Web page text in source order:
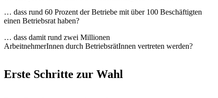
… dass rund 60 Prozent der Betriebe mit über 100 Beschäftigten
einen Betriebsrat haben?
… dass damit rund zwei Millionen
ArbeitnehmerInnen durch BetriebsrätInnen vertreten werden?
Erste Schritte zur Wahl